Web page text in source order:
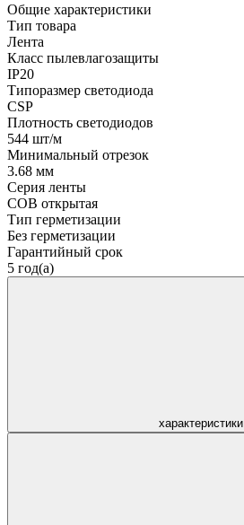
Общие характеристики
Тип товара
Лента
Класс пылевлагозащиты
IP20
Типоразмер светодиода
CSP
Плотность светодиодов
544 шт/м
Минимальный отрезок
3.68 мм
Серия ленты
COB открытая
Тип герметизации
Без герметизации
Гарантийный срок
5 год(а)
характеристики